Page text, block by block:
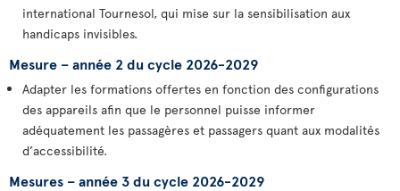
international Tournesol, qui mise sur la sensibilisation aux
handicaps invisibles.
Mesure – année 2 du cycle 2026-2029
Adapter les formations offertes en fonction des configurations
des appareils afin que le personnel puisse informer
adéquatement les passagères et passagers quant aux modalités
d’accessibilité.
Mesures – année 3 du cycle 2026-2029